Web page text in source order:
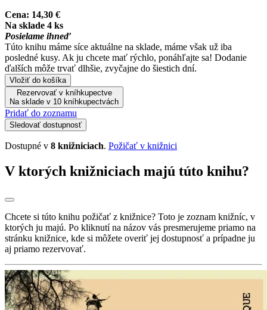
Cena: 14,30 €
Na sklade 4 ks
Posielame ihneď
Túto knihu máme síce aktuálne na sklade, máme však už iba
posledné kusy. Ak ju chcete mať rýchlo, ponáhľajte sa! Dodanie
ďalších môže trvať dlhšie, zvyčajne do šiestich dní.
Vložiť do košíka
Rezervovať v kníhkupectve
Na sklade v 10 kníhkupectvách
Pridať do zoznamu
Sledovať dostupnosť
Dostupné v 8 knižniciach. Požičať v knižnici
V ktorých knižniciach majú túto knihu?
Chcete si túto knihu požičať z knižnice? Toto je zoznam knižníc, v
ktorých ju majú. Po kliknutí na názov vás presmerujeme priamo na
stránku knižnice, kde si môžete overiť jej dostupnosť a prípadne ju
aj priamo rezervovať.